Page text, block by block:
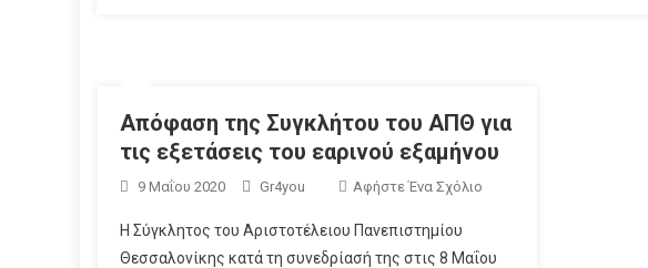
Απόφαση της Συγκλήτου του ΑΠΘ για
τις εξετάσεις του εαρινού εξαμήνου
9 Μαΐου 2020 Gr4you Αφήστε Ένα Σχόλιο
Η Σύγκλητος του Αριστοτέλειου Πανεπιστημίου
Θεσσαλονίκης κατά τη συνεδρίασή της στις 8 Μαΐου